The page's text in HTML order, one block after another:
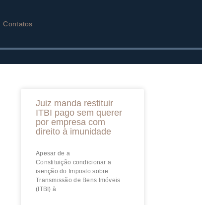
Contatos
Juiz manda restituir
ITBI pago sem querer
por empresa com
direito à imunidade
Apesar de a
Constituição condicionar a
isenção do Imposto sobre
Transmissão de Bens Imóveis
(ITBI) à